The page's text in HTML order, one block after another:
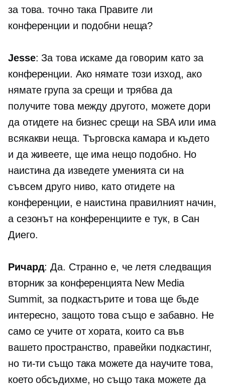
за това. точно така Правите ли
конференции и подобни неща?
Jesse: За това искаме да говорим като за
конференции. Ако нямате този изход, ако
нямате група за срещи и трябва да
получите това между другото, можете дори
да отидете на бизнес срещи на SBA или има
всякакви неща. Търговска камара и където
и да живеете, ще има нещо подобно. Но
наистина да изведете уменията си на
съвсем друго ниво, като отидете на
конференции, е наистина правилният начин,
а сезонът на конференциите е тук, в Сан
Диего.
Ричард: Да. Странно е, че летя следващия
вторник за конференцията New Media
Summit, за подкастърите и това ще бъде
интересно, защото това също е забавно. Не
само се учите от хората, които са във
вашето пространство, правейки подкастинг,
но ти-ти също така можете да научите това,
което обсъдихме, но също така можете да